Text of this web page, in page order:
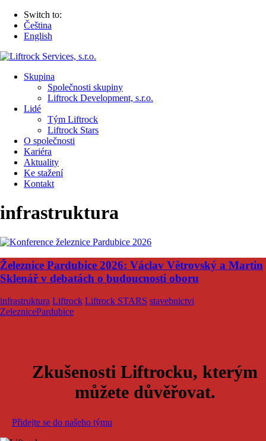
Switch to:
Čeština
English
Skupina
Společnosti skupiny
Liftrock Development, s.r.o.
Lidé
Tým Liftrock
Liftrock Stars
O společnosti
Kariéra
Aktuality
Ke stažení
Kontakt
infrastruktura
Železnice Pardubice 2026: Václav Větrovský a Martin
Sklenář v debatách o budoucnosti oboru
infrastruktura Liftrock Liftrock STARS stavebnictvi
ZeleznicePardubice
Zkušenosti Liftrocku, kterým
můžete důvěřovat.
Přidejte se do našeho týmu